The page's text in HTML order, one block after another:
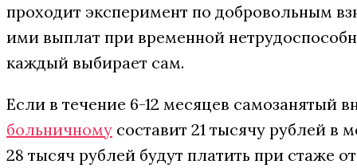
проходит эксперимент по добровольным
ими выплат при временной
каждый выбирает сам.
Если в течение 6-12 месяцев самозанятый
больничному составит 21 тысячу рублей в
28 тысяч рублей будут платить при стаже